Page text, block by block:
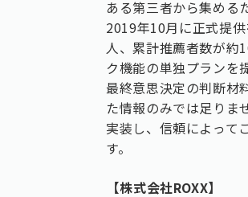
ある第三者から集める
2019年10月に正式提
人、累計推薦者数が約
ク機能の単独プランを
最終意思決定の判断材
た情報のみでは足りま
実装し、信頼によって
す。
【株式会社ROXX】